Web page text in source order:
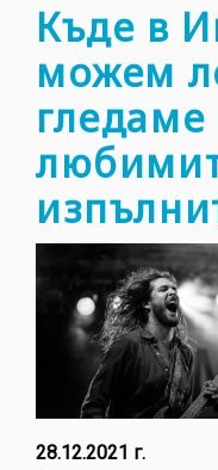
Къде в
можем
28.12.2021 г.